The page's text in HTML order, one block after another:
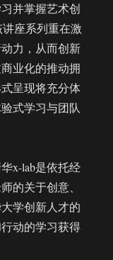
并掌握艺术创
座系列重在激
力，从而创新
业化的推动拥
呈现将充分体
式学习与团队
x-lab是依托经
的关于创意、
学创新人才的
动的学习获得